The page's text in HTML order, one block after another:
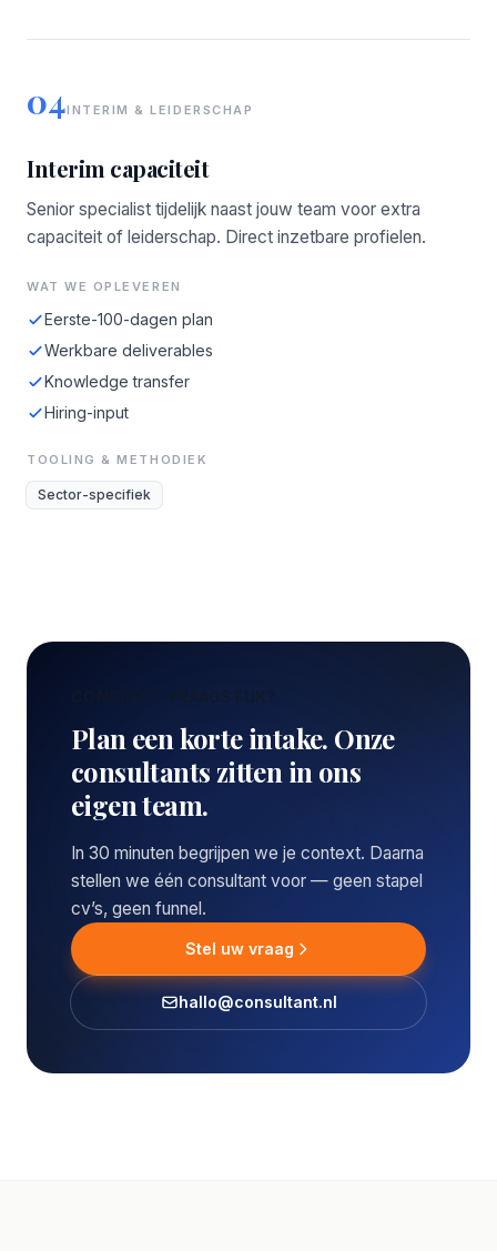
04INTERIM & LEIDERSCHAP
Interim capaciteit
Senior specialist tijdelijk naast jouw team voor extra
capaciteit of leiderschap. Direct inzetbare profielen.
WAT WE OPLEVEREN
Eerste-100-dagen plan
Werkbare deliverables
Knowledge transfer
Hiring-input
TOOLING & METHODIEK
Sector-specifiek
CONCREET VRAAGSTUK?
Plan een korte intake. Onze
consultants zitten in ons
eigen team.
In 30 minuten begrijpen we je context. Daarna
stellen we één consultant voor — geen stapel
cv’s, geen funnel.
Stel uw vraag
hallo@consultant.nl